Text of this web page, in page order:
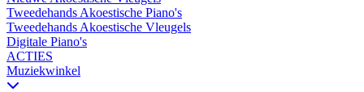
Tweedehands Akoestische Piano's
Tweedehands Akoestische Vleugels
Digitale Piano's
ACTIES
Muziekwinkel